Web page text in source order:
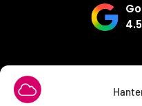
4.5